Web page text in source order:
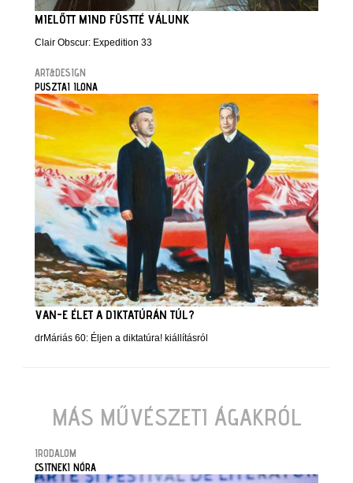
MIELŐTT MIND FÜSTTÉ VÁLUNK
Clair Obscur: Expedition 33
ART&DESIGN
PUSZTAI ILONA
VAN-E ÉLET A DIKTATÚRÁN TÚL?
drMáriás 60: Éljen a diktatúra! kiállításról
MÁS MŰVÉSZETI ÁGAKRÓL
IRODALOM
CSITNEKI NÓRA